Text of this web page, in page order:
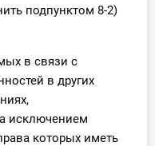
подпунктом 8-2)
в связи с
в других
исключением
которых иметь